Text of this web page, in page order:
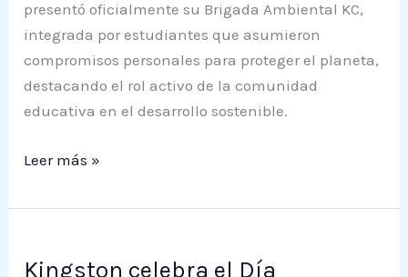
presentó oficialmente su Brigada Ambiental KC,
integrada por estudiantes que asumieron
compromisos personales para proteger el planeta,
destacando el rol activo de la comunidad
educativa en el desarrollo sostenible.
Tierra
con
nombramiento
de
nueva
Ambiental
Leer más »
Kingston celebra el Día
celebra